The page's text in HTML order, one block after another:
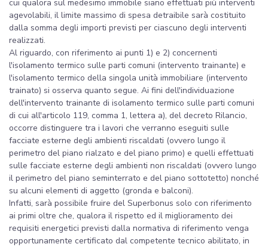
cui qualora sul medesimo immobile siano effettuati più interventi
agevolabili, il limite massimo di spesa detraibile sarà costituito
dalla somma degli importi previsti per ciascuno degli interventi
realizzati.
Al riguardo, con riferimento ai punti 1) e 2) concernenti
l'isolamento termico sulle parti comuni (intervento trainante) e
l'isolamento termico della singola unità immobiliare (intervento
trainato) si osserva quanto segue. Ai fini dell'individuazione
dell'intervento trainante di isolamento termico sulle parti comuni
di cui all'articolo 119, comma 1, lettera a), del decreto Rilancio,
occorre distinguere tra i lavori che verranno eseguiti sulle
facciate esterne degli ambienti riscaldati (ovvero lungo il
perimetro del piano rialzato e del piano primo) e quelli effettuati
sulle facciate esterne degli ambienti non riscaldati (ovvero lungo
il perimetro del piano seminterrato e del piano sottotetto) nonché
su alcuni elementi di aggetto (gronda e balconi).
Infatti, sarà possibile fruire del Superbonus solo con riferimento
ai primi oltre che, qualora il rispetto ed il miglioramento dei
requisiti energetici previsti dalla normativa di riferimento venga
opportunamente certificato dal competente tecnico abilitato, in